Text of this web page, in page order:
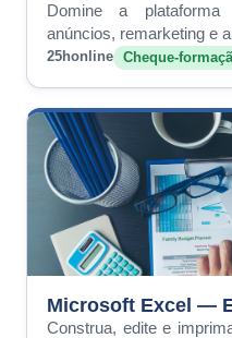
Domine a plataforma
anúncios, remarketing e
25honline Cheque-
Microsoft Excel —
Construa, edite e